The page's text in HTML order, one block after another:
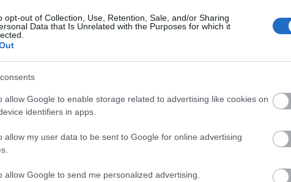
opt-out of Collection, Use, Retention, Sale, and/or Sharing
Data that Is Unrelated with the Purposes for which it
allow Google to enable storage related to advertising like cookies on
identifiers in apps.
allow my user data to be sent to Google for online advertising
allow Google to send me personalized advertising.
of my all time favourite song writers � thank you for
2.
meg. Az egyik kedvenc dalszerzőm, köszönöm a
worse…
music and inspiration.